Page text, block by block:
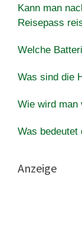
Kann man
Reisepass
Welche
Was sind die
Wie wird man
Was bedeutet
Anzeige